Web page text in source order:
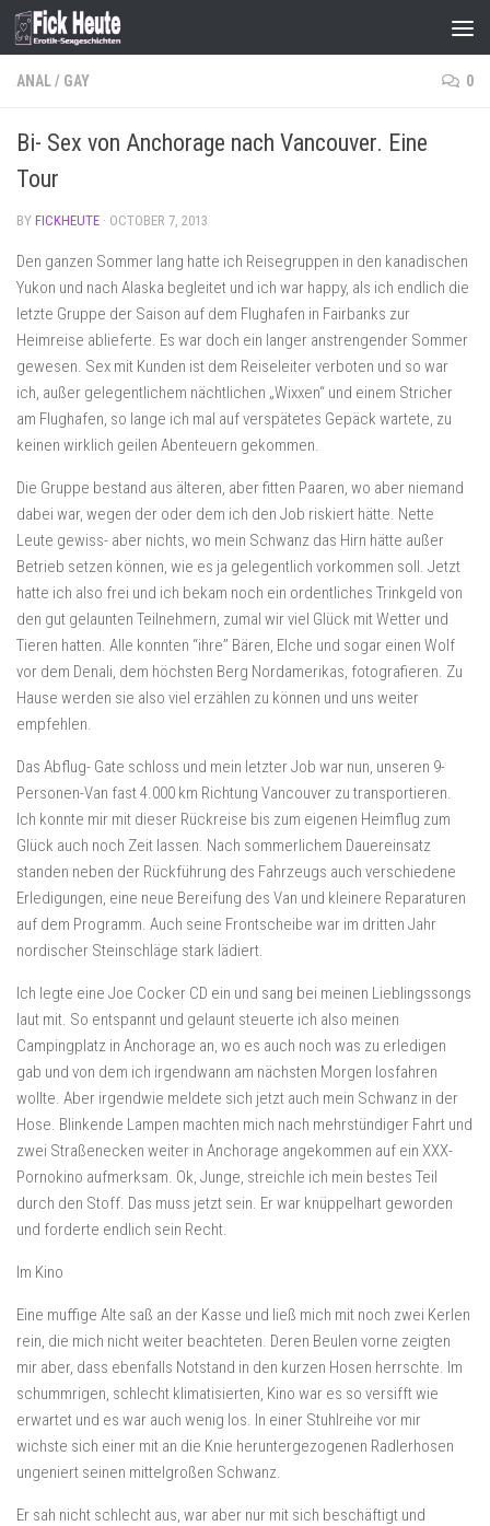
Skip to content
ANAL/ GAY 0
Bi- Sex von Anchorage nach Vancouver. Eine
Tour
BY FICKHEUTE · OCTOBER 7, 2013
Den ganzen Sommer lang hatte ich Reisegruppen in den kanadischen
Yukon und nach Alaska begleitet und ich war happy, als ich endlich die
letzte Gruppe der Saison auf dem Flughafen in Fairbanks zur
Heimreise ablieferte. Es war doch ein langer anstrengender Sommer
gewesen. Sex mit Kunden ist dem Reiseleiter verboten und so war
ich, außer gelegentlichem nächtlichen „Wixxen“ und einem Stricher
am Flughafen, so lange ich mal auf verspätetes Gepäck wartete, zu
keinen wirklich geilen Abenteuern gekommen.
Die Gruppe bestand aus älteren, aber fitten Paaren, wo aber niemand
dabei war, wegen der oder dem ich den Job riskiert hätte. Nette
Leute gewiss- aber nichts, wo mein Schwanz das Hirn hätte außer
Betrieb setzen können, wie es ja gelegentlich vorkommen soll. Jetzt
hatte ich also frei und ich bekam noch ein ordentliches Trinkgeld von
den gut gelaunten Teilnehmern, zumal wir viel Glück mit Wetter und
Tieren hatten. Alle konnten “ihre” Bären, Elche und sogar einen Wolf
vor dem Denali, dem höchsten Berg Nordamerikas, fotografieren. Zu
Hause werden sie also viel erzählen zu können und uns weiter
empfehlen.
Das Abflug- Gate schloss und mein letzter Job war nun, unseren 9-
Personen-Van fast 4.000 km Richtung Vancouver zu transportieren.
Ich konnte mir mit dieser Rückreise bis zum eigenen Heimflug zum
Glück auch noch Zeit lassen. Nach sommerlichem Dauereinsatz
standen neben der Rückführung des Fahrzeugs auch verschiedene
Erledigungen, eine neue Bereifung des Van und kleinere Reparaturen
auf dem Programm. Auch seine Frontscheibe war im dritten Jahr
nordischer Steinschläge stark lädiert.
Ich legte eine Joe Cocker CD ein und sang bei meinen Lieblingssongs
laut mit. So entspannt und gelaunt steuerte ich also meinen
Campingplatz in Anchorage an, wo es auch noch was zu erledigen
gab und von dem ich irgendwann am nächsten Morgen losfahren
wollte. Aber irgendwie meldete sich jetzt auch mein Schwanz in der
Hose. Blinkende Lampen machten mich nach mehrstündiger Fahrt und
zwei Straßenecken weiter in Anchorage angekommen auf ein XXX-
Pornokino aufmerksam. Ok, Junge, streichle ich mein bestes Teil
durch den Stoff. Das muss jetzt sein. Er war knüppelhart geworden
und forderte endlich sein Recht.
Im Kino
Eine muffige Alte saß an der Kasse und ließ mich mit noch zwei Kerlen
rein, die mich nicht weiter beachteten. Deren Beulen vorne zeigten
mir aber, dass ebenfalls Notstand in den kurzen Hosen herrschte. Im
schummrigen, schlecht klimatisierten, Kino war es so versifft wie
erwartet und es war auch wenig los. In einer Stuhlreihe vor mir
wichste sich einer mit an die Knie heruntergezogenen Radlerhosen
ungeniert seinen mittelgroßen Schwanz.
Er sah nicht schlecht aus, war aber nur mit sich beschäftigt und